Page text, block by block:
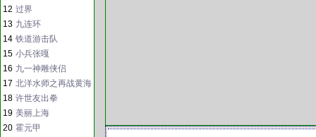
12 过界
13 九连环
14 铁道游击队
15 小兵张嘎
16 九一神雕侠侣
17 北洋水师之再战黄海
18 许世友出拳
19 美丽上海
20 霍元甲